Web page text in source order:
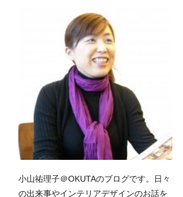
小山祐理子＠OKUTAのブログです。日々
の出来事やインテリアデザインのお話を